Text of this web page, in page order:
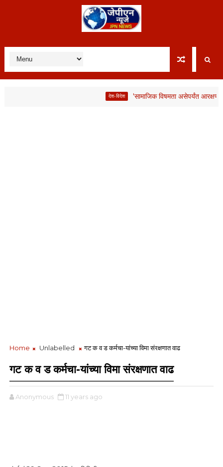
देश-विदेश 'सामाजिक विषमता असेपर्यंत आरक्षण
Home Unlabelled गट क व ड कर्मचा-यांच्या विमा संरक्षणात वाढ
गट क व ड कर्मचा-यांच्या विमा संरक्षणात वाढ
Anonymous 11 years ago